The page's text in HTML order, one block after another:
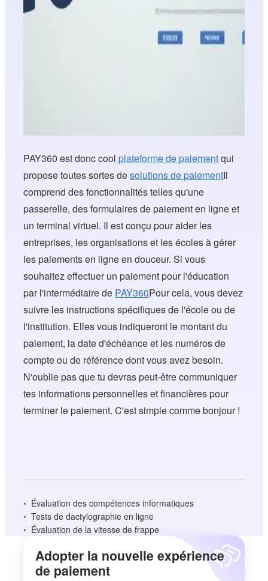
PAY360 est donc cool plateforme de paiementqui
propose toutes sortes desolutions de paiementIl
comprend des fonctionnalités telles qu'une
passerelle, des formulaires de paiement en ligne et
un terminal virtuel. Il est conçu pour aider les
entreprises, les organisations et les écoles à gérer
les paiements en ligne en douceur. Si vous
souhaitez effectuer un paiement pour l'éducation
par l'intermédiaire de PAY360Pour cela, vous devez
suivre les instructions spécifiques de l'école ou de
l'institution. Elles vous indiqueront le montant du
paiement, la date d'échéance et les numéros de
compte ou de référence dont vous avez besoin.
N'oublie pas que tu devras peut-être communiquer
tes informations personnelles et financières pour
terminer le paiement. C'est simple comme bonjour !
Évaluation des compétences informatiques
Tests de dactylographie en ligne
Évaluation de la vitesse de frappe
Adopter la nouvelle expérience
de paiement